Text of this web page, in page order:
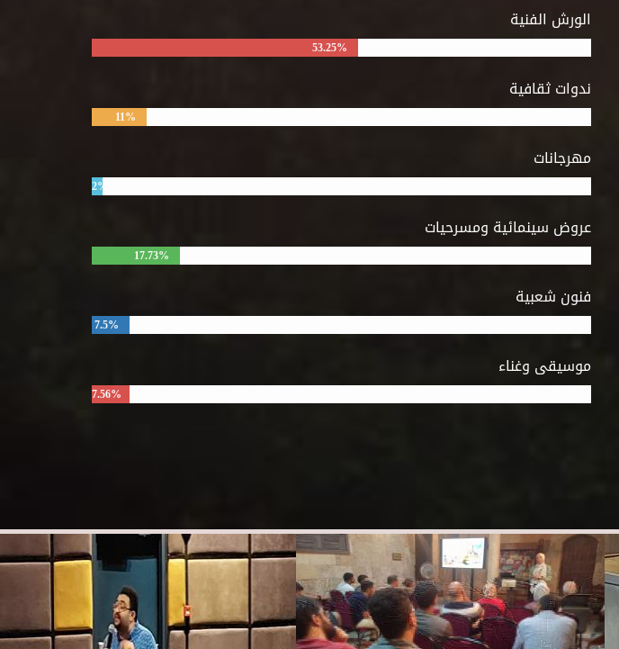
الورش الفنية
53.25%
ندوات ثقافية
11%
مهرجانات
2%
عروض سينمائية ومسرحيات
17.73%
فنون شعبية
7.5%
موسيقى وغناء
7.56%